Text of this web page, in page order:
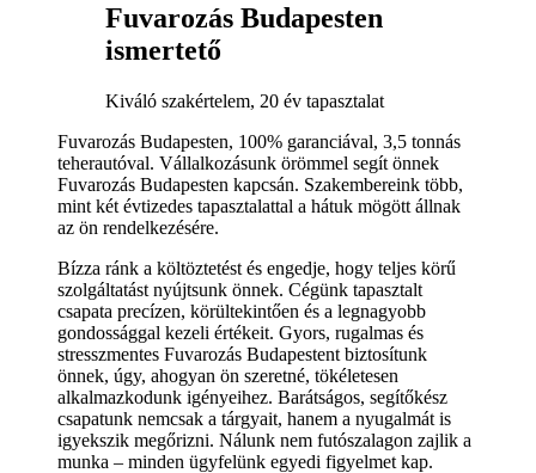
Fuvarozás Budapesten
ismertető
Kiváló szakértelem, 20 év tapasztalat
Fuvarozás Budapesten, 100% garanciával, 3,5 tonnás
teherautóval. Vállalkozásunk örömmel segít önnek
Fuvarozás Budapesten kapcsán. Szakembereink több,
mint két évtizedes tapasztalattal a hátuk mögött állnak
az ön rendelkezésére.
Bízza ránk a költöztetést és engedje, hogy teljes körű
szolgáltatást nyújtsunk önnek. Cégünk tapasztalt
csapata precízen, körültekintően és a legnagyobb
gondossággal kezeli értékeit. Gyors, rugalmas és
stresszmentes Fuvarozás Budapestent biztosítunk
önnek, úgy, ahogyan ön szeretné, tökéletesen
alkalmazkodunk igényeihez. Barátságos, segítőkész
csapatunk nemcsak a tárgyait, hanem a nyugalmát is
igyekszik megőrizni. Nálunk nem futószalagon zajlik a
munka – minden ügyfelünk egyedi figyelmet kap.